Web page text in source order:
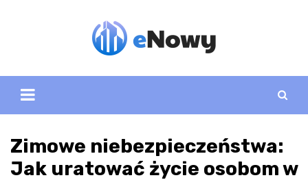
Zimowe niebezpieczeństwa:
Jak uratować życie osobom w